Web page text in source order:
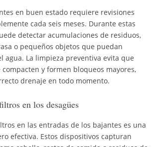
en buen estado requiere revisiones
cada seis meses. Durante estas
detectar acumulaciones de residuos,
o pequeños objetos que puedan
agua. La limpieza preventiva evita que
y formen bloqueos mayores,
drenaje en todo momento.
en los desagües
en las entradas de los bajantes es una
efectiva. Estos dispositivos capturan